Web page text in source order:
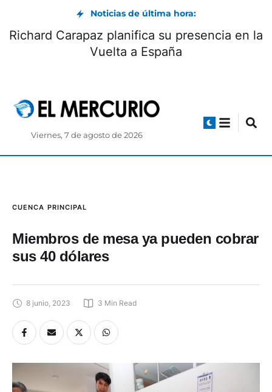
Noticias de última hora:
Richard Carapaz planifica su presencia en la
Vuelta a España
Viernes, 7 de agosto de 2026
CUENCA PRINCIPAL
Miembros de mesa ya pueden cobrar
sus 40 dólares
8 junio, 2023 3 Min Read